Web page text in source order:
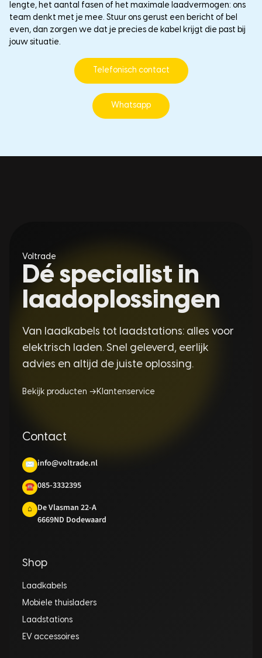
lengte, het aantal fasen of het maximale laadvermogen: ons
team denkt met je mee. Stuur ons gerust een bericht of bel
even, dan zorgen we dat je precies de kabel krijgt die past bij
jouw situatie.
Telefonisch contact
Whatsapp
Voltrade
Dé specialist in
laadoplossingen
Van laadkabels tot laadstations: alles voor
elektrisch laden. Snel geleverd, eerlijk
advies en altijd de juiste oplossing.
Bekijk producten → Klantenservice
Contact
✉ info@voltrade.nl
☎ 085-3332395
⌂
De Vlasman 22-A
6669ND Dodewaard
Shop
Laadkabels
Mobiele thuisladers
Laadstations
EV accessoires